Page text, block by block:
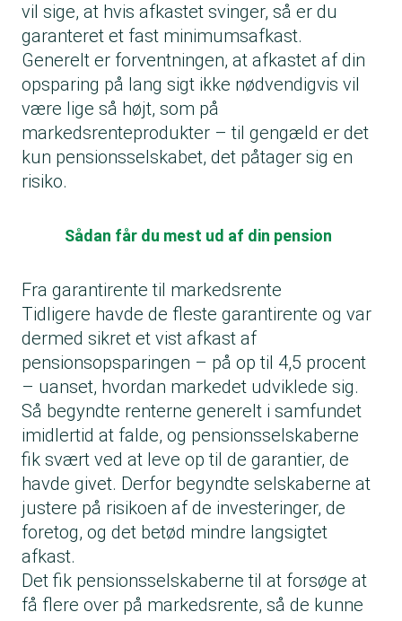
vil sige, at hvis afkastet svinger, så er du
garanteret et fast minimumsafkast.
Generelt er forventningen, at afkastet af din
opsparing på lang sigt ikke nødvendigvis vil
være lige så højt, som på
markedsrenteprodukter – til gengæld er det
kun pensionsselskabet, det påtager sig en
risiko.
Sådan får du mest ud af din pension
Fra garantirente til markedsrente
Tidligere havde de fleste garantirente og var
dermed sikret et vist afkast af
pensionsopsparingen – på op til 4,5 procent
– uanset, hvordan markedet udviklede sig.
Så begyndte renterne generelt i samfundet
imidlertid at falde, og pensionsselskaberne
fik svært ved at leve op til de garantier, de
havde givet. Derfor begyndte selskaberne at
justere på risikoen af de investeringer, de
foretog, og det betød mindre langsigtet
afkast.
Det fik pensionsselskaberne til at forsøge at
få flere over på markedsrente, så de kunne